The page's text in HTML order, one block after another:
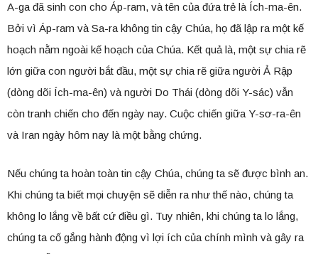
A-ga đã sinh con cho Áp-ram, và tên của đứa trẻ là Ích-ma-ên.
Bởi vì Áp-ram và Sa-ra không tin cậy Chúa, họ đã lập ra một kế
hoạch nằm ngoài kế hoạch của Chúa. Kết quả là, một sự chia rẽ
lớn giữa con người bắt đầu, một sự chia rẽ giữa người Ả Rập
(dòng dõi Ích-ma-ên) và người Do Thái (dòng dõi Y-sác) vẫn
còn tranh chiến cho đến ngày nay. Cuộc chiến giữa Y-sơ-ra-ên
và Iran ngày hôm nay là một bằng chứng.
Nếu chúng ta hoàn toàn tin cậy Chúa, chúng ta sẽ được bình an.
Khi chúng ta biết mọi chuyện sẽ diễn ra như thế nào, chúng ta
không lo lắng về bất cứ điều gì. Tuy nhiên, khi chúng ta lo lắng,
chúng ta cố gắng hành động vì lợi ích của chính mình và gây ra